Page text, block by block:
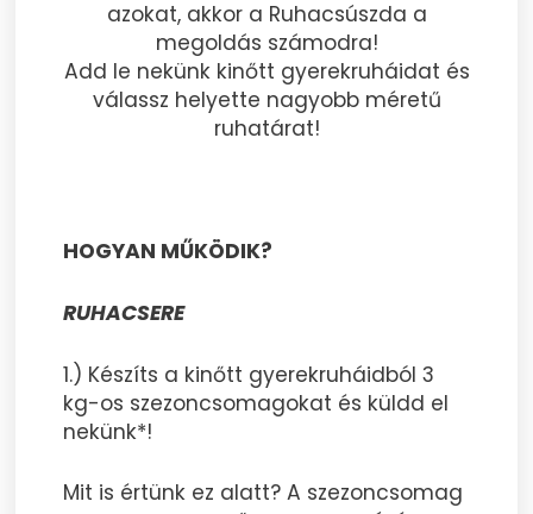
azokat, akkor a Ruhacsúszda a
megoldás számodra!
Add le nekünk kinőtt gyerekruháidat és
válassz helyette nagyobb méretű
ruhatárat!
HOGYAN MŰKÖDIK?
RUHACSERE
1.) Készíts a kinőtt gyerekruháidból 3
kg-os szezoncsomagokat és küldd el
nekünk*!
Mit is értünk ez alatt? A szezoncsomag